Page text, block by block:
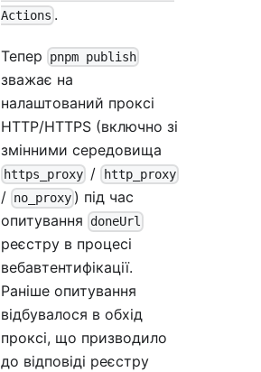
Actions .
Тепер pnpm publish
зважає на
налаштований проксі
HTTP/HTTPS (включно зі
змінними середовища
https_proxy / http_proxy
/ no_proxy ) під час
опитування
doneUrl
реєстру в процесі
вебавтентифікації.
Раніше опитування
відбувалося в обхід
проксі, що призводило
до відповіді реєстру